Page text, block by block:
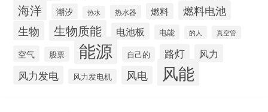
海洋 潮汐 热水 热水器 燃料
燃料电池
生物
生物质能 电池板 电能 的人 真空管
空气 股票 能源 自己的 路灯 风力
风力发电 风力发电机 风电 风能